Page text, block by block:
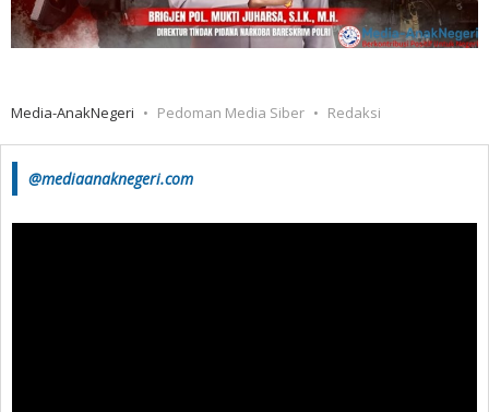
Media-AnakNegeri Pedoman Media Siber Redaksi
@mediaanaknegeri.com